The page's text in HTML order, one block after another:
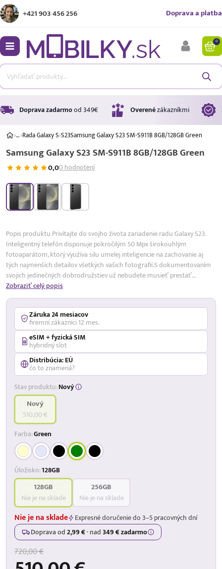
+421 903 456 256 Doprava a platba
0
Doprava zadarmood 349€ Overenézákazníkmi
›…›Rada Galaxy S›S23Samsung Galaxy S23 SM-S911B 8GB/128GB Green
Samsung Galaxy S23 SM-S911B 8GB/128GB Green
0,00 hodnotení
A A ↑
G
Úrok
17,99 %
Popis produktu Privítajte do svojho života zariadenie radu Galaxy S23.
Inteligentný telefón disponuje pokročilým 50 Mpx širokouhlým
fotoaparátom, ktorý využíva silu umelej inteligencie na zachovanie aj
tých najmenších detailov všetkých vašich fotografií.S dokumentovaním
svojich jedinečných dobrodružstiev už nebudete musieť prestať…
Zobraziť celý popis
Záruka 24 mesiacov
firemní zákazníci 12 mes.
eSIM + fyzická SIM
hybridný slot
Distribúcia: EÚ
čo to znamená?
Stav produktu:Nový
Nový
510,00 €
Farba:Green
Úložisko:128GB
128GB
Nie je na sklade
256GB
Nie je na sklade
Nie je na sklade
Expresné doručenie do 3–5 pracovných dní
Doprava od2,99 €·nad349 € zadarmo
720,00 €